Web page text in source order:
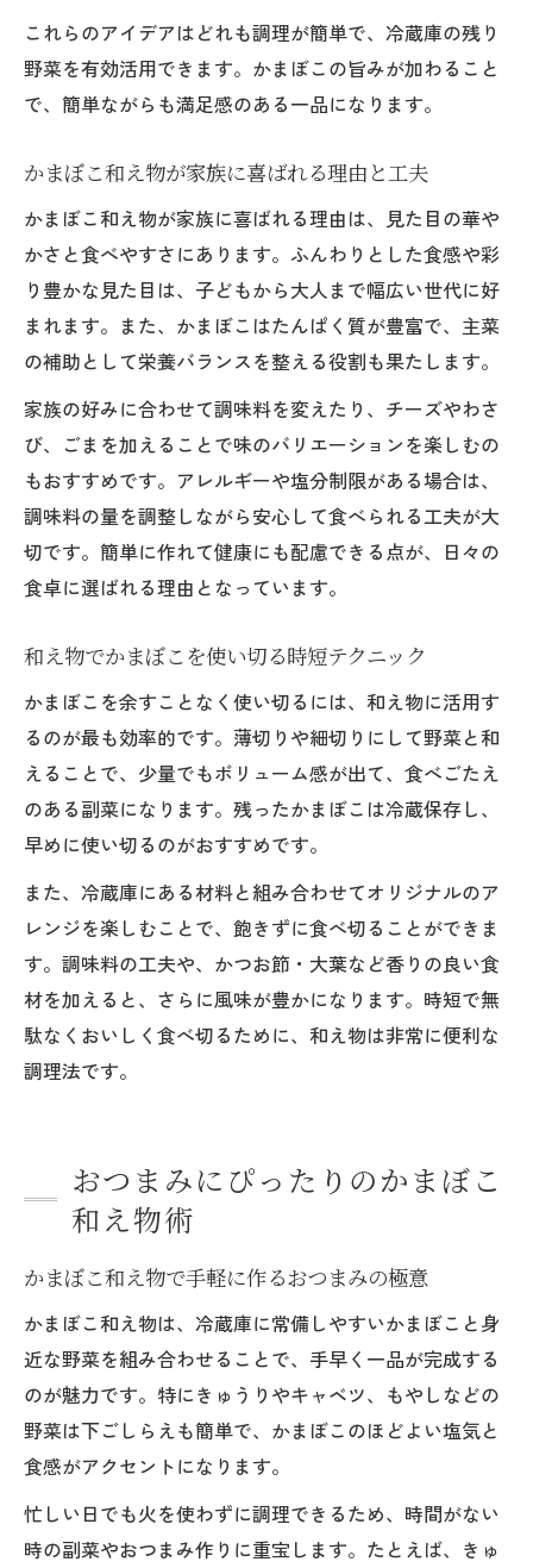
これらのアイデアはどれも調理が簡単で、冷蔵庫の残り
野菜を有効活用できます。かまぼこの旨みが加わること
で、簡単ながらも満足感のある一品になります。
かまぼこ和え物が家族に喜ばれる理由と工夫
かまぼこ和え物が家族に喜ばれる理由は、見た目の華や
かさと食べやすさにあります。ふんわりとした食感や彩
り豊かな見た目は、子どもから大人まで幅広い世代に好
まれます。また、かまぼこはたんぱく質が豊富で、主菜
の補助として栄養バランスを整える役割も果たします。
家族の好みに合わせて調味料を変えたり、チーズやわさ
び、ごまを加えることで味のバリエーションを楽しむの
もおすすめです。アレルギーや塩分制限がある場合は、
調味料の量を調整しながら安心して食べられる工夫が大
切です。簡単に作れて健康にも配慮できる点が、日々の
食卓に選ばれる理由となっています。
和え物でかまぼこを使い切る時短テクニック
かまぼこを余すことなく使い切るには、和え物に活用す
るのが最も効率的です。薄切りや細切りにして野菜と和
えることで、少量でもボリューム感が出て、食べごたえ
のある副菜になります。残ったかまぼこは冷蔵保存し、
早めに使い切るのがおすすめです。
また、冷蔵庫にある材料と組み合わせてオリジナルのア
レンジを楽しむことで、飽きずに食べ切ることができま
す。調味料の工夫や、かつお節・大葉など香りの良い食
材を加えると、さらに風味が豊かになります。時短で無
駄なくおいしく食べ切るために、和え物は非常に便利な
調理法です。
おつまみにぴったりのかまぼこ
和え物術
かまぼこ和え物で手軽に作るおつまみの極意
かまぼこ和え物は、冷蔵庫に常備しやすいかまぼこと身
近な野菜を組み合わせることで、手早く一品が完成する
のが魅力です。特にきゅうりやキャベツ、もやしなどの
野菜は下ごしらえも簡単で、かまぼこのほどよい塩気と
食感がアクセントになります。
忙しい日でも火を使わずに調理できるため、時間がない
時の副菜やおつまみ作りに重宝します。たとえば、きゅ